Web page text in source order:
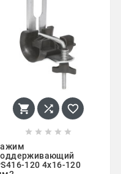
  
    
120 4х16-120